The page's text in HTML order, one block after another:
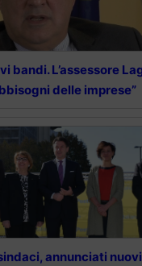
bandi. L’assessore
delle imprese”
annunciati